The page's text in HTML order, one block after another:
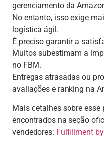
gerenciamento da
No entanto, isso exige
logística ágil.
É preciso garantir a
Muitos subestimam a
no FBM.
Entregas atrasadas ou
avaliações e ranking na
Mais detalhes sobre esse
encontrados na seção
vendedores: Fulfillment